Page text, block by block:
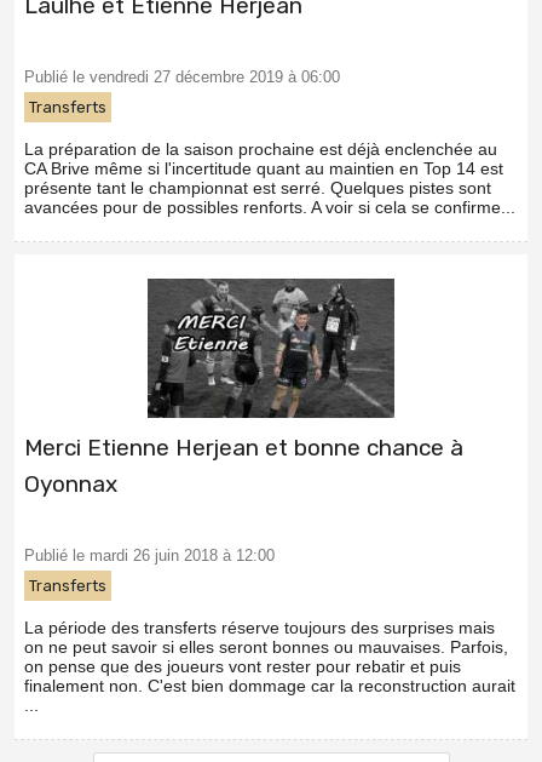
Laulhé et Etienne Herjean
Publié le vendredi 27 décembre 2019 à 06:00
Transferts
La préparation de la saison prochaine est déjà enclenchée au
CA Brive même si l'incertitude quant au maintien en Top 14 est
présente tant le championnat est serré. Quelques pistes sont
avancées pour de possibles renforts. A voir si cela se confirme...
Merci Etienne Herjean et bonne chance à
Oyonnax
Publié le mardi 26 juin 2018 à 12:00
Transferts
La période des transferts réserve toujours des surprises mais
on ne peut savoir si elles seront bonnes ou mauvaises. Parfois,
on pense que des joueurs vont rester pour rebatir et puis
finalement non. C'est bien dommage car la reconstruction aurait